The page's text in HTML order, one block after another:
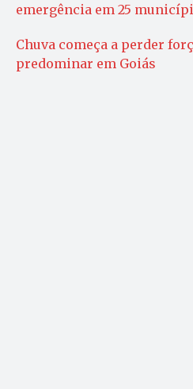
emergência em 25
Chuva começa a perder
predominar em Goiás